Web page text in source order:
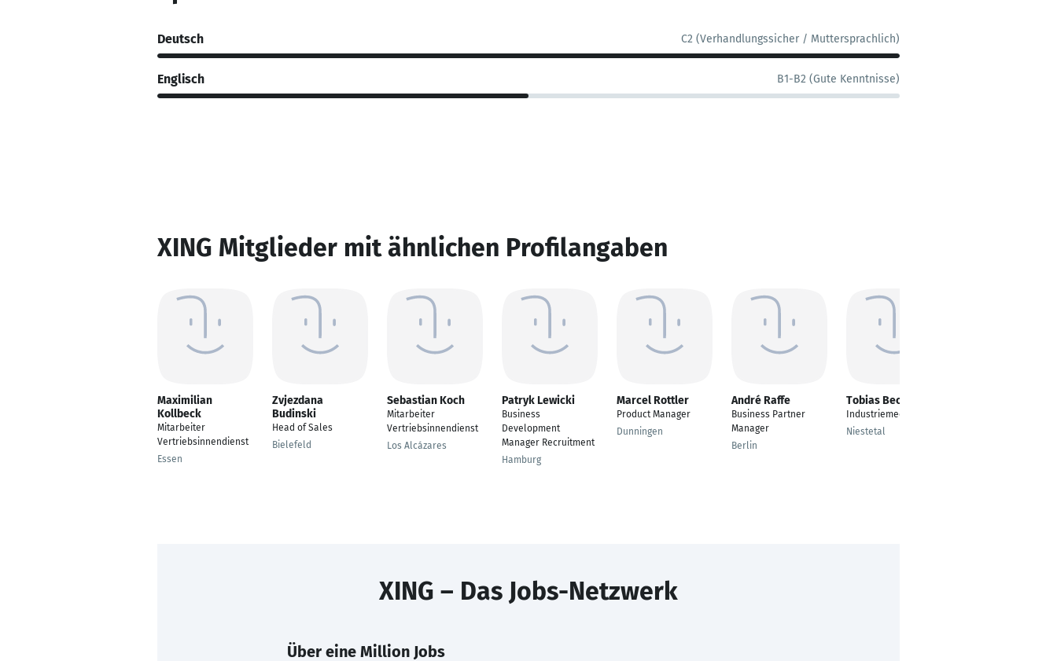
Deutsch C2 (Verhandlungssicher / Muttersprachlich)
Englisch B1-B2 (Gute Kenntnisse)
XING Mitglieder mit ähnlichen Profilangaben
Maximilian
Kollbeck
Mitarbeiter
Vertriebsinnendienst
Essen
Zvjezdana
Budinski
Head of Sales
Bielefeld
Sebastian Koch
Mitarbeiter
Vertriebsinnendienst
Los Alcázares
Patryk Lewicki
Business
Development
Manager Recruitment
Hamburg
Marcel Rottler
Product Manager
Dunningen
André Raffe
Business Partner
Manager
Berlin
Tobias Becker
Industriemechaniker
Niestetal
XING – Das Jobs-Netzwerk
Über eine Million Jobs